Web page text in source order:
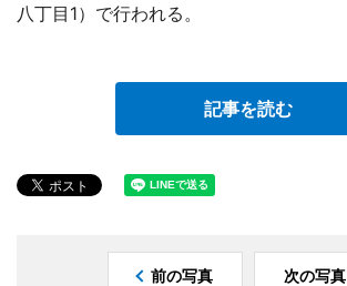
八丁目1）で行われる。
記事を読む
前の写真 次の写真